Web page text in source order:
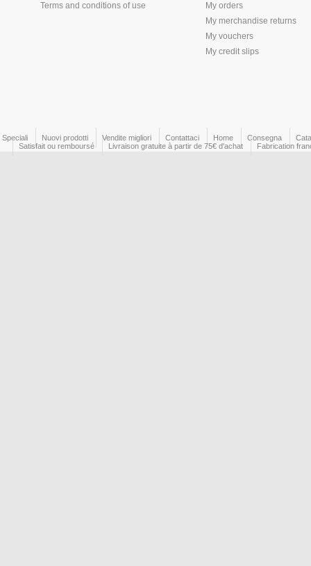
Terms and conditions of use
My orders
My merchandise returns
My vouchers
My credit slips
Speciali Nuovi prodotti Vendite migliori Contattaci Home Consegna
Satisfait ou remboursé
Livraison gratuite à partir de 75€ d'achat Fabrication